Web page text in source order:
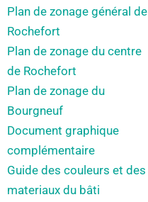
Plan de zonage général de
Rochefort
Plan de zonage du centre
de Rochefort
Plan de zonage du
Bourgneuf
Document graphique
complémentaire
Guide des couleurs et des
materiaux du bâti